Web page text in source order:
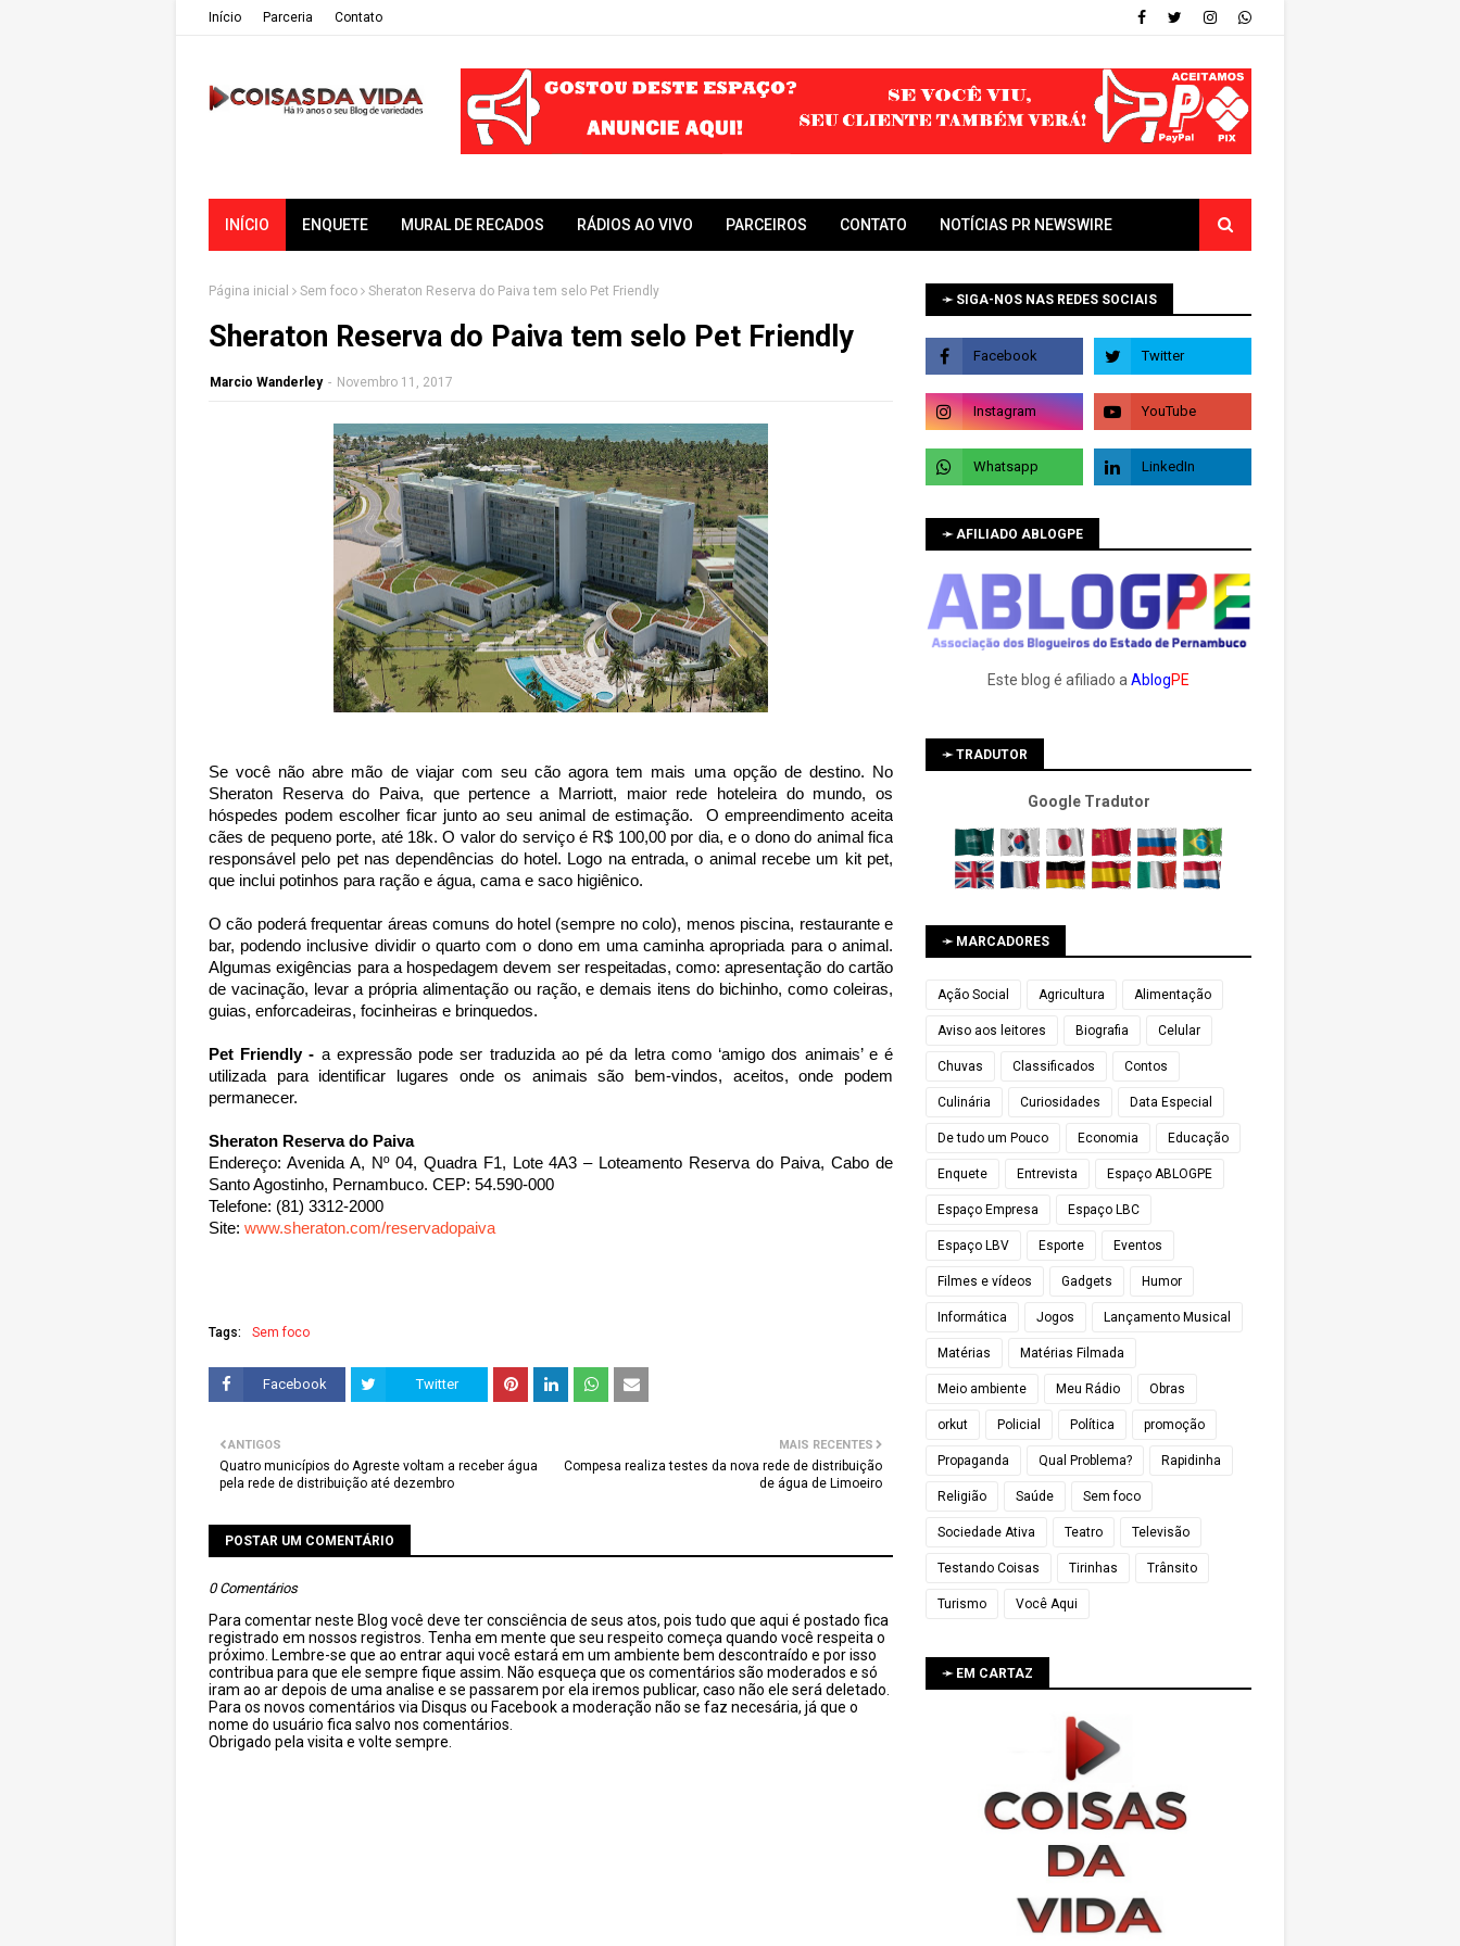
Iní­cio Parceria Contato
INÍCIO ENQUETE MURAL DE RECADOS RÁDIOS AO VIVO PARCEIROS CONTATO NOTÍCIAS PR NEWSWIRE
Página inicial Sem foco Sheraton Reserva do Paiva tem selo Pet Friendly
Sheraton Reserva do Paiva tem selo Pet Friendly
Marcio Wanderley - Novembro 11, 2017
Se você não abre mão de viajar com seu cão agora tem mais uma opção de destino. No
Sheraton Reserva do Paiva, que pertence a Marriott, maior rede hoteleira do mundo, os
hóspedes podem escolher ficar junto ao seu animal de estimação. O empreendimento aceita
cães de pequeno porte, até 18k. O valor do serviço é R$ 100,00 por dia, e o dono do animal fica
responsável pelo pet nas dependências do hotel. Logo na entrada, o animal recebe um kit pet,
que inclui potinhos para ração e água, cama e saco higiênico.
O cão poderá frequentar áreas comuns do hotel (sempre no colo), menos piscina, restaurante e
bar, podendo inclusive dividir o quarto com o dono em uma caminha apropriada para o animal.
Algumas exigências para a hospedagem devem ser respeitadas, como: apresentação do cartão
de vacinação, levar a própria alimentação ou ração, e demais itens do bichinho, como coleiras,
guias, enforcadeiras, focinheiras e brinquedos.
Pet Friendly - a expressão pode ser traduzida ao pé da letra como ‘amigo dos animais’ e é
utilizada para identificar lugares onde os animais são bem-vindos, aceitos, onde podem
permanecer.
Sheraton Reserva do Paiva
Endereço: Avenida A, Nº 04, Quadra F1, Lote 4A3 – Loteamento Reserva do Paiva, Cabo de
Santo Agostinho, Pernambuco. CEP: 54.590-000
Telefone: (81) 3312-2000
Site: www.sheraton.com/reservadopaiva
Tags: Sem foco
Facebook Twitter
MAIS RECENTES
Compesa realiza testes da nova rede de distribuição
de água de Limoeiro
ANTIGOS
Quatro municípios do Agreste voltam a receber água
pela rede de distribuição até dezembro
POSTAR UM COMENTÁRIO
0 Comentários
Para comentar neste Blog você deve ter consciência de seus atos, pois tudo que aqui é postado fica
registrado em nossos registros. Tenha em mente que seu respeito começa quando você respeita o
próximo. Lembre-se que ao entrar aqui você estará em um ambiente bem descontraído e por isso
contribua para que ele sempre fique assim. Não esqueça que os comentários são moderados e só
iram ao ar depois de uma analise e se passarem por ela iremos publicar, caso não ele será deletado.
Para os novos comentários via Disqus ou Facebook a moderação não se faz necesária, já que o
nome do usuário fica salvo nos comentários.
Obrigado pela visita e volte sempre.
➛ SIGA-NOS NAS REDES SOCIAIS
➛ AFILIADO ABLOGPE
Este blog é afiliado a AblogPE
➛ TRADUTOR
Google Tradutor
➛ MARCADORES
Ação Social Agricultura Alimentação
Aviso aos leitores Biografia Celular
Chuvas Classificados Contos
Culinária Curiosidades Data Especial
De tudo um Pouco Economia Educação
Enquete Entrevista Espaço ABLOGPE
Espaço Empresa Espaço LBC
Espaço LBV Esporte Eventos
Filmes e vídeos Gadgets Humor
Informática Jogos Lançamento Musical
Matérias Matérias Filmada
Meio ambiente Meu Rádio Obras
orkut Policial Política promoção
Propaganda Qual Problema? Rapidinha
Religião Saúde Sem foco
Sociedade Ativa Teatro Televisão
Testando Coisas Tirinhas Trânsito
Turismo Você Aqui
➛ EM CARTAZ